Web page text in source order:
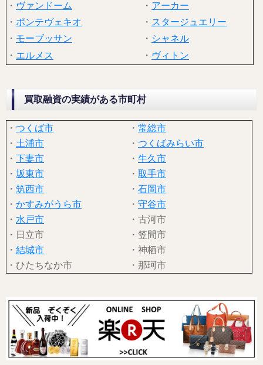
・ ヴァンドーム ・ アーカー
・ ポンテヴェキオ ・ スタージュエリー
・ モーブッサン ・ シャネル
・ エルメス ・ ヴィトン
買取融資の実績がある市町村
・ つくば市 ・ 常総市
・ 土浦市 ・ つくばみらい市
・ 下妻市 ・ 牛久市
・ 坂東市 ・ 取手市
・ 筑西市 ・ 石岡市
・ かすみがうら市 ・ 守谷市
・ 水戸市
・古河市
・日立市
・笠間市
・ 結城市
・神栖市
・ひたちなか市
・那珂市